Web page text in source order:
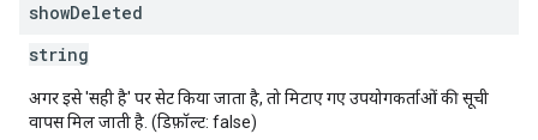
showDeleted
string
अगर इसे 'सही है' पर सेट किया जाता है, तो मिटाए गए उपयोगकर्ताओं की सूची
वापस मिल जाती है. (डिफ़ॉल्ट: false)